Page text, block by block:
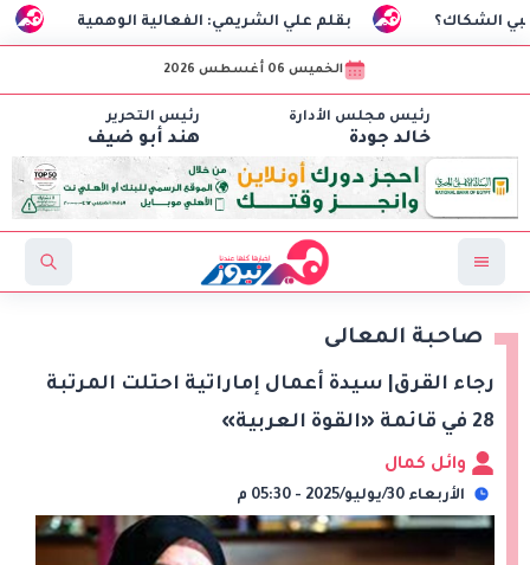
السفير بقلم علي الشريمي: الفعالية الوهمية
الخميس 06 أغسطس 2026
رئيس مجلس الأدارة
خالد جودة
رئيس التحرير
هند أبو ضيف
صاحبة المعالى
رجاء القرق| سيدة أعمال إماراتية احتلت المرتبة
28 في قائمة «القوة العربية»
وائل كمال
الأربعاء 30/يوليو/2025 - 05:30 م